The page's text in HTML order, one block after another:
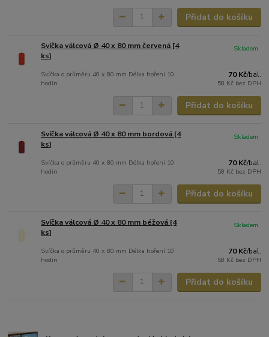
Přidat do košíku
Svíčka válcová Ø 40 x 80 mm červená [4
ks]
Svíčka o průměru 40 x 80 mm Délka hoření 10
hodin
70 Kč/bal.
58 Kč bez DPH
Skladem
Přidat do košíku
Svíčka válcová Ø 40 x 80 mm bordová [4
ks]
Svíčka o průměru 40 x 80 mm Délka hoření 10
hodin
70 Kč/bal.
58 Kč bez DPH
Skladem
Přidat do košíku
Svíčka válcová Ø 40 x 80 mm béžová [4
ks]
Svíčka o průměru 40 x 80 mm Délka hoření 10
hodin
70 Kč/bal.
58 Kč bez DPH
Skladem
Přidat do košíku